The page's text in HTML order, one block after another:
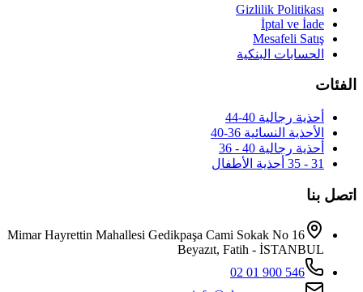
Mimar Hayrettin Mahallesi